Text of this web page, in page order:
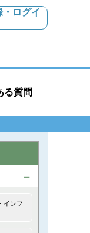
・ログイ
る質問
インフ